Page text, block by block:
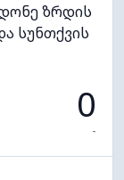
ზრდის
სუნთქვის
0
-